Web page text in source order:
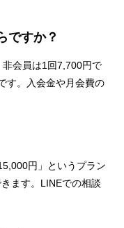
ですか？
会員は1回7,700円で
す。入会金や月会費の
円」というプラン
ます。LINEでの相談